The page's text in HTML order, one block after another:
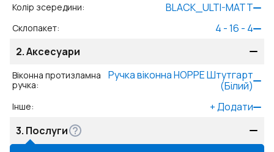
Колір зсередини: BLACK_ULTI-MATT
Склопакет:
4 - 16 - 4
2.Аксесуари
Віконна протизламна
ручка:
Ручка віконна HOPPE Штутгарт
(Білий)
Інше: +Додати
3. Послуги